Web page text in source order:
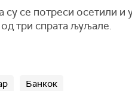
се потреси осетили и
три спрата љуљале.
Банкок